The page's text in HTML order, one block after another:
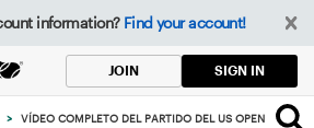
information? Find your account!
JOIN SIGN IN
> VÍDEO COMPLETO DEL PARTIDO DEL US OPEN VENUS